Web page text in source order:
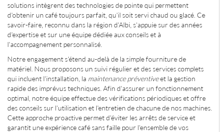
solutions intègrent des technologies de pointe qui permettent
d'obtenir un café toujours parfait, qu'il soit servi chaud ou glacé. Ce
savoir-faire, reconnu dans la région d'Albi, s'appuie sur des années
d'expertise et sur une équipe dédiée aux conseils et à
l'accompagnement personnalisé.
Notre engagement s'étend au-delà de la simple fourniture de
matériel. Nous proposons un suivi régulier et des services complets
qui incluent l'installation, la maintenance préventiveet la gestion
rapide des imprévus techniques. Afin d'assurer un fonctionnement
optimal, notre équipe effectue des vérifications périodiques et offre
des conseils sur l'utilisation et l'entretien de chacune de nos machines.
Cette approche proactive permet d'éviter les arrêts de service et
garantit une expérience café sans faille pour l'ensemble de vos